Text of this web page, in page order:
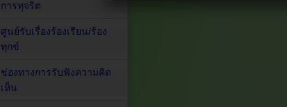
การทุจริต
ศูนย์รับเรื่องร้องเรียน/ร้อง
ทุกข์
ช่องทางการรับฟังความคิด
เห็น